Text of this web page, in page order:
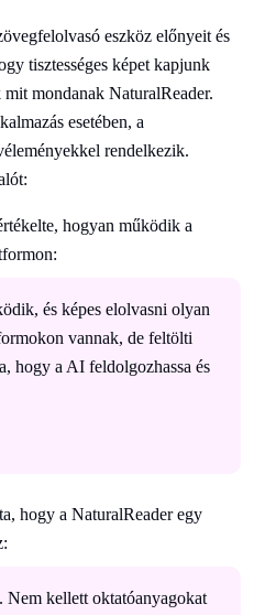
eszköz előnyeit és
tisztességes képet kapjunk
mondanak NaturalReader.
esetében, a
rendelkezik.
hogyan működik a
és képes elolvasni olyan
vannak, de feltölti
hogy a AI feldolgozhassa és
hogy a NaturalReader egy
Nem kellett oktatóanyagokat